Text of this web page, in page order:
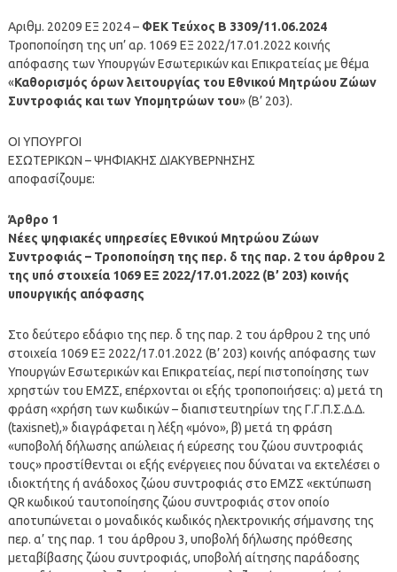
Αριθμ. 20209 ΕΞ 2024 – ΦΕΚ Τεύχος Β 3309/11.06.2024
Τροποποίηση της υπ’ αρ. 1069 ΕΞ 2022/17.01.2022 κοινής
απόφασης των Υπουργών Εσωτερικών και Επικρατείας με θέμα
«Καθορισμός όρων λειτουργίας του Εθνικού Μητρώου Ζώων
Συντροφιάς και των Υπομητρώων του» (Β’ 203).
ΟΙ ΥΠΟΥΡΓΟΙ
ΕΣΩΤΕΡΙΚΩΝ – ΨΗΦΙΑΚΗΣ ΔΙΑΚΥΒΕΡΝΗΣΗΣ
αποφασίζουμε:
Άρθρο 1
Νέες ψηφιακές υπηρεσίες Εθνικού Μητρώου Ζώων
Συντροφιάς – Τροποποίηση της περ. δ της παρ. 2 του άρθρου 2
της υπό στοιχεία 1069 ΕΞ 2022/17.01.2022 (Β’ 203) κοινής
υπουργικής απόφασης
Στο δεύτερο εδάφιο της περ. δ της παρ. 2 του άρθρου 2 της υπό
στοιχεία 1069 ΕΞ 2022/17.01.2022 (Β’ 203) κοινής απόφασης των
Υπουργών Εσωτερικών και Επικρατείας, περί πιστοποίησης των
χρηστών του ΕΜΖΣ, επέρχονται οι εξής τροποποιήσεις: α) μετά τη
φράση «χρήση των κωδικών – διαπιστευτηρίων της Γ.Γ.Π.Σ.Δ.Δ.
(taxisnet),» διαγράφεται η λέξη «μόνο», β) μετά τη φράση
«υποβολή δήλωσης απώλειας ή εύρεσης του ζώου συντροφιάς
τους» προστίθενται οι εξής ενέργειες που δύναται να εκτελέσει ο
ιδιοκτήτης ή ανάδοχος ζώου συντροφιάς στο ΕΜΖΣ «εκτύπωση
QR κωδικού ταυτοποίησης ζώου συντροφιάς στον οποίο
αποτυπώνεται o μοναδικός κωδικός ηλεκτρονικής σήμανσης της
περ. α’ της παρ. 1 του άρθρου 3, υποβολή δήλωσης πρόθεσης
μεταβίβασης ζώου συντροφιάς, υποβολή αίτησης παράδοσης